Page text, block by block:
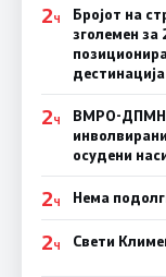
2Ч
Бројот на
зголемен за
дестинација
2Ч
ВМРО-
осудени
2Ч Нема
2Ч Свети